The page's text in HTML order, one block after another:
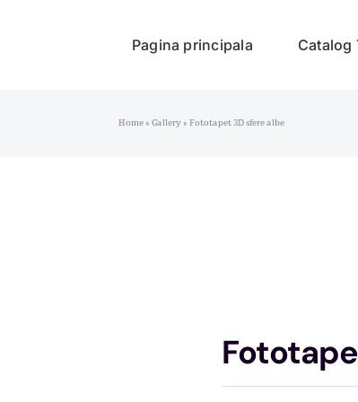
Pagina principala Catalog
Home»Gallery»Fototapet 3D sfere albe